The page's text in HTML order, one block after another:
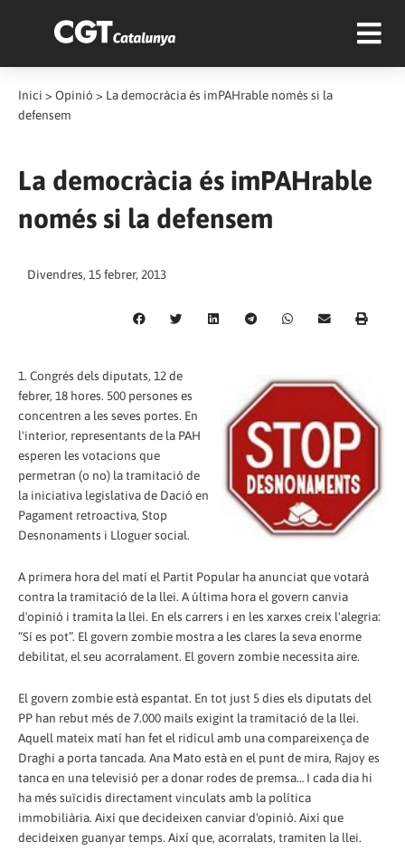
Inici > Opinió > La democràcia és imPAHrable només si la
defensem
La democràcia és imPAHrable
només si la defensem
Divendres, 15 febrer, 2013
1. Congrés dels diputats, 12 de
febrer, 18 hores. 500 persones es
concentren a les seves portes. En
l'interior, representants de la PAH
esperen les votacions que
permetran (o no) la tramitació de
la iniciativa legislativa de Dació en
Pagament retroactiva, Stop
Desnonaments i Lloguer social.
A primera hora del matí el Partit Popular ha anunciat que votarà
contra la tramitació de la llei. A última hora el govern canvia
d'opinió i tramita la llei. En els carrers i en les xarxes creix l'alegria:
“Sí es pot”. El govern zombie mostra a les clares la seva enorme
debilitat, el seu acorralament. El govern zombie necessita aire.
El govern zombie està espantat. En tot just 5 dies els diputats del
PP han rebut més de 7.000 mails exigint la tramitació de la llei.
Aquell mateix matí han fet el ridícul amb una compareixença de
Draghi a porta tancada. Ana Mato està en el punt de mira, Rajoy es
tanca en una televisió per a donar rodes de premsa… I cada dia hi
ha més suïcidis directament vinculats amb la política
immobiliària. Així que decideixen canviar d'opinió. Així que
decideixen guanyar temps. Així que, acorralats, tramiten la llei.